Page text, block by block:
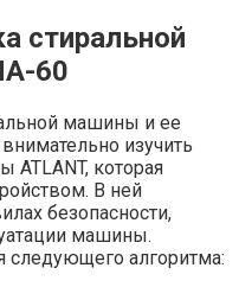
стиральной
60
машины и ее
изучить
ATLANT, которая
В ней
безопасности,
машины.
следующего алгоритма: